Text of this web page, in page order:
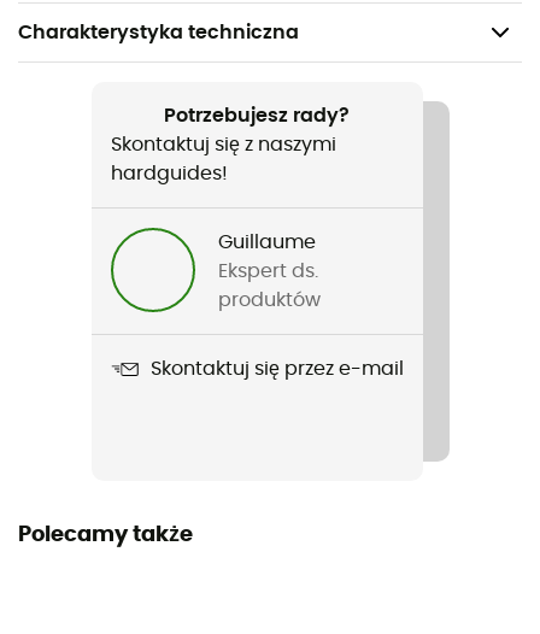
Charakterystyka techniczna
Turystyka piesza / Podróże / Codzienny użytek
Nazwa produktu
Terra Fi 5 Universal Leather
Śródpodeszwa
Potrzebujesz rady?
Skontaktuj się z naszymi
hardguides!
Guillaume
Ekspert ds.
produktów
Skontaktuj się przez e-mail
Polecamy także